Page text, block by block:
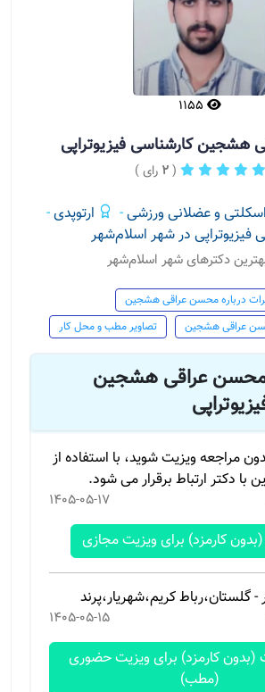
هشجین کارشناسی فیزیوتراپی
(
2 رای )
و عضلانی ورزشی- ارتوپدی-
فیزیوتراپی در شهر اسلام‌شهر
دکترهای شهر اسلام‌شهر
درباره محسن عراقی هشجین
عراقی هشجین
تصاویر مطب و محل کار
عراقی هشجین
مراجعه ویزیت شوید، با استفاده از
با دکتر ارتباط برقرار می شود.
1405-05-17
کارمزد) برای ویزیت مجازی
گلستان،رباط کریم،شهریار،پرند
1405-05-15
(بدون کارمزد) برای ویزیت حضوری
(مطب)